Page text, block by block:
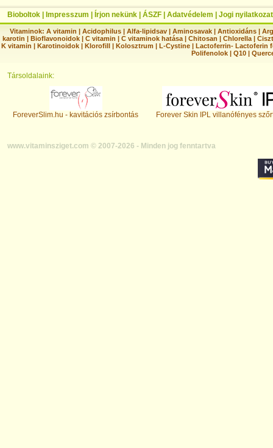
Bioboltok Impresszum Írjon nekünk ÁSZF Adatvédelem Jogi nyilatkozat
Vitaminok: A vitamin |Acidophilus |Alfa-lipidsav |Aminosavak |Antioxidáns |
karotin | Bioflavonoidok | C vitamin | C vitaminok hatása | Chitosan | Chlorella |
K vitamin | Karotinoidok | Klorofill | Kolosztrum | L-Cystine | Lactoferrin- Lactoferin
Polifenolok |Q10 |
Társoldalaink:
ForeverSlim.hu - kavitációs zsírbontás Forever Skin IPL villanófényes
www.vitaminsziget.com © 2007-2026 - Minden jog fenntartva